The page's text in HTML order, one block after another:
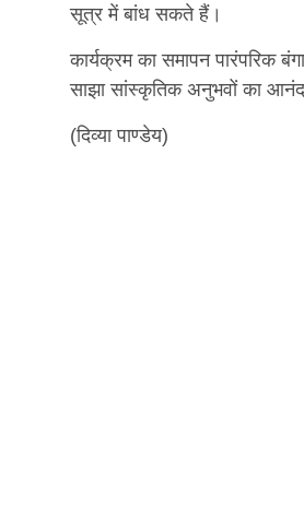
सूत्र में बांध सकते हैं।
कार्यक्रम का समापन पारंपरिक
साझा सांस्कृतिक अनुभवों का आनंद
(दिव्या पाण्डेय)